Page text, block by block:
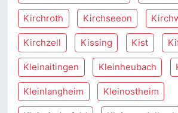
Kirchroth Kirchseeon
Kirchzell Kissing Kist
Kleinaitingen Kleinheubach
Kleinlangheim Kleinostheim